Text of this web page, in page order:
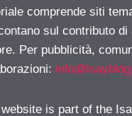
comprende siti
sul contributo
Per pubblicità,
is part of the